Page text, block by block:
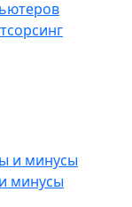
минусы